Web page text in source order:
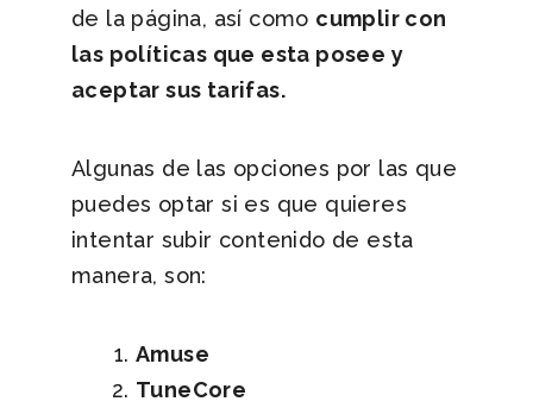
de la página, así como cumplir con
las políticas que esta posee y
aceptar sus tarifas.
Algunas de las opciones por las que
puedes optar si es que quieres
intentar subir contenido de esta
manera, son:
Amuse
TuneCore